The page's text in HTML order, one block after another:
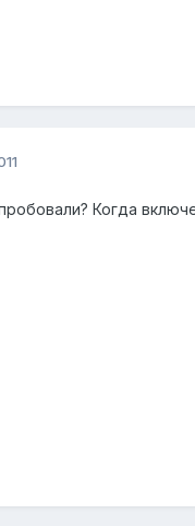
Когда